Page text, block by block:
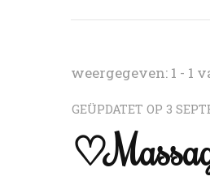
weergegeven: 1 - 1
GEÜPDATET OP 3